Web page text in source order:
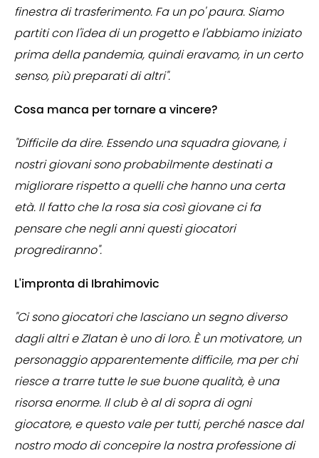
finestra di trasferimento. Fa un po' paura. Siamo
partiti con l'idea di un progetto e l'abbiamo iniziato
prima della pandemia, quindi eravamo, in un certo
senso, più preparati di altri".
Cosa manca per tornare a vincere?
"Difficile da dire. Essendo una squadra giovane, i
nostri giovani sono probabilmente destinati a
migliorare rispetto a quelli che hanno una certa
età. Il fatto che la rosa sia così giovane ci fa
pensare che negli anni questi giocatori
progrediranno".
L'impronta di Ibrahimovic
"Ci sono giocatori che lasciano un segno diverso
dagli altri e Zlatan è uno di loro. È un motivatore, un
personaggio apparentemente difficile, ma per chi
riesce a trarre tutte le sue buone qualità, è una
risorsa enorme. Il club è al di sopra di ogni
giocatore, e questo vale per tutti, perché nasce dal
nostro modo di concepire la nostra professione di